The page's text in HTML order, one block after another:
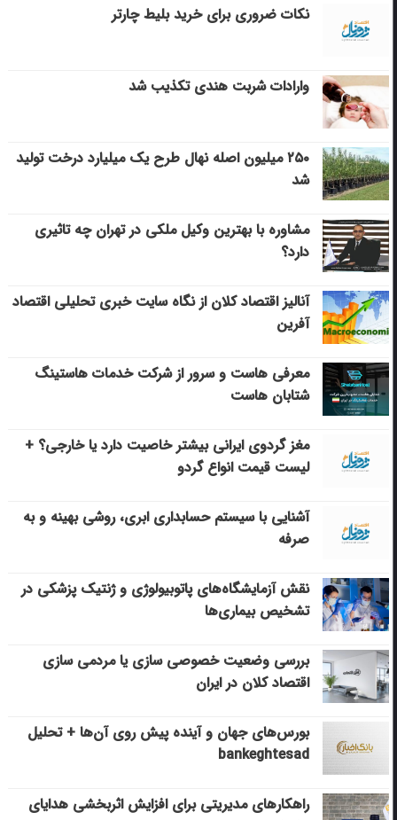
نکات ضروری برای خرید بلیط چارتر
وارادات شربت هندی تکذیب شد
۲۵۰ میلیون اصله نهال طرح یک میلیارد درخت تولید
شد
مشاوره با بهترین وکیل ملکی در تهران چه تاثیری
دارد؟
آنالیز اقتصاد کلان از نگاه سایت خبری تحلیلی اقتصاد
آفرین
معرفی هاست و سرور از شرکت خدمات هاستینگ
شتابان هاست
مغز گردوی ایرانی بیشتر خاصیت دارد یا خارجی؟ +
لیست قیمت انواع گردو
آشنایی با سیستم حسابداری ابری، روشی بهینه و به
صرفه
نقش آزمایشگاه‌های پاتوبیولوژی و ژنتیک پزشکی در
تشخیص بیماری‌ها
بررسی وضعیت خصوصی سازی یا مردمی سازی
اقتصاد کلان در ایران
بورس‌های جهان و آینده پیش روی آن‌ها + تحلیل
bankeghtesad
راهکارهای مدیریتی برای افزایش اثربخشی هدایای